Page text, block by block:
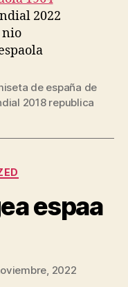
de españa de
2018 republica
espaa
2022